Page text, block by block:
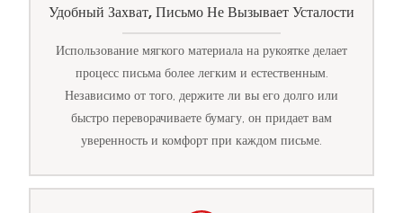
Удобный Захват, Письмо Не Вызывает Усталости
Использование мягкого материала на рукоятке делает
процесс письма более легким и естественным.
Независимо от того, держите ли вы его долго или
быстро переворачиваете бумагу, он придает вам
уверенность и комфорт при каждом письме.